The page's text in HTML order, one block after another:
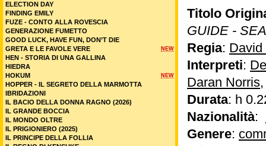
Titolo
GUIDE -
Regia: David
Interpreti:
Daran Norris
Durata: h
Nazionalità:
Genere:
ELECTION DAY
FINDING EMILY
FUZE - CONTO ALLA ROVESCIA
GENERAZIONE FUMETTO
GOOD LUCK, HAVE FUN, DON’T DIE
NEW
GRETA E LE FAVOLE VERE
HEN - STORIA DI UNA GALLINA
HIEDRA
NEW
HOKUM
HOPPER - IL SEGRETO DELLA MARMOTTA
IBRIDAZIONI
IL BACIO DELLA DONNA RAGNO (2026)
IL GRANDE BOCCIA
IL MONDO OLTRE
IL PRIGIONIERO (2025)
IL PRINCIPE DELLA FOLLIA